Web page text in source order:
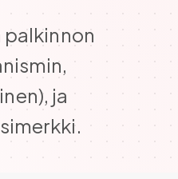
palkinnon
ja